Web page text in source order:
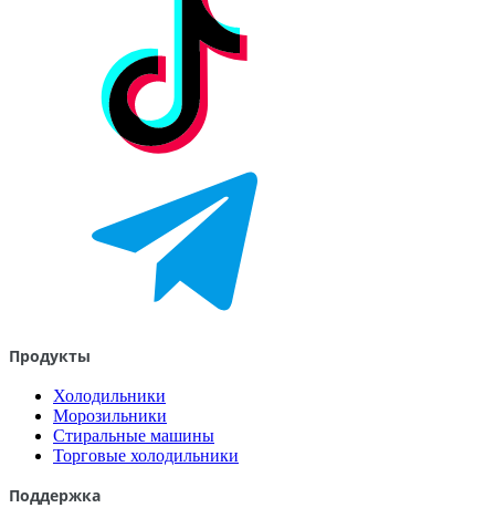
Продукты
Холодильники
Морозильники
Стиральные машины
Торговые холодильники
Поддержка